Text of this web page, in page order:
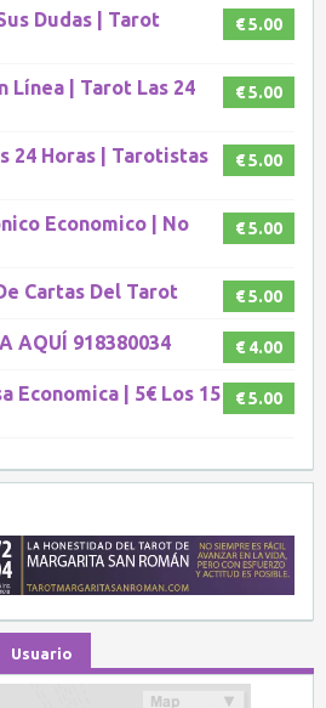
€ 5.00
Dudas | Tarot
€ 5.00
Línea | Tarot Las 24
€ 5.00
24 Horas | Tarotistas
€ 5.00
Economico | No
€ 5.00
Cartas Del Tarot
€ 4.00
AQUÍ 918380034
€ 5.00
Economica | 5€ Los 15
Usuario